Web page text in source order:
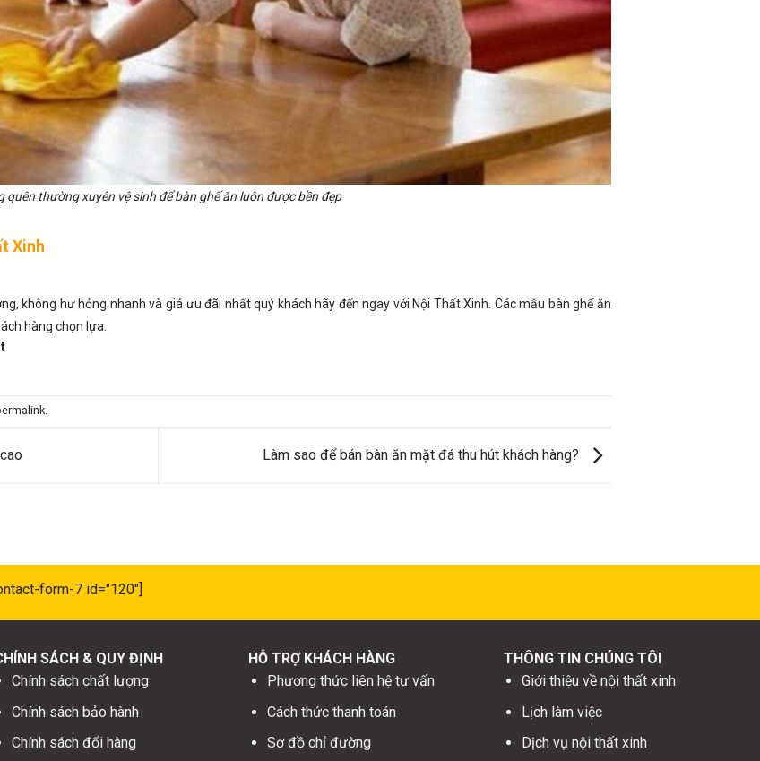
quên thường xuyên vệ sinh để bàn ghế ăn luôn được bền đẹp
Xinh
không hư hỏng nhanh và giá ưu đãi nhất quý khách hãy đến ngay với Nội Thất Xinh. Các mẫu bàn ghế ăn
hàng chọn lựa.
Làm sao để bán bàn ăn mặt đá thu hút khách hàng?
form-7 id="120"]
SÁCH & QUY ĐỊNH
Chính sách chất lượng
Chính sách bảo hành
Chính sách đổi hàng
HỖ TRỢ KHÁCH HÀNG
Phương thức liên hệ tư vấn
Cách thức thanh toán
Sơ đồ chỉ đường
THÔNG TIN CHÚNG TÔI
Giới thiệu về nội thất xinh
Lịch làm việc
Dịch vụ nội thất xinh